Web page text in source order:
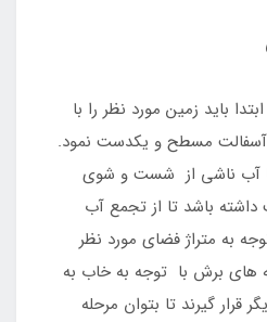
باید زمین مورد نظر را با
آسفالت مسطح و یکدست نمود.
آب ناشی از شست و شوی
باشد تا از تجمع آب
به متراژ فضای مورد نظر
برش با توجه به خاب به
گیرند تا بتوان مرحله